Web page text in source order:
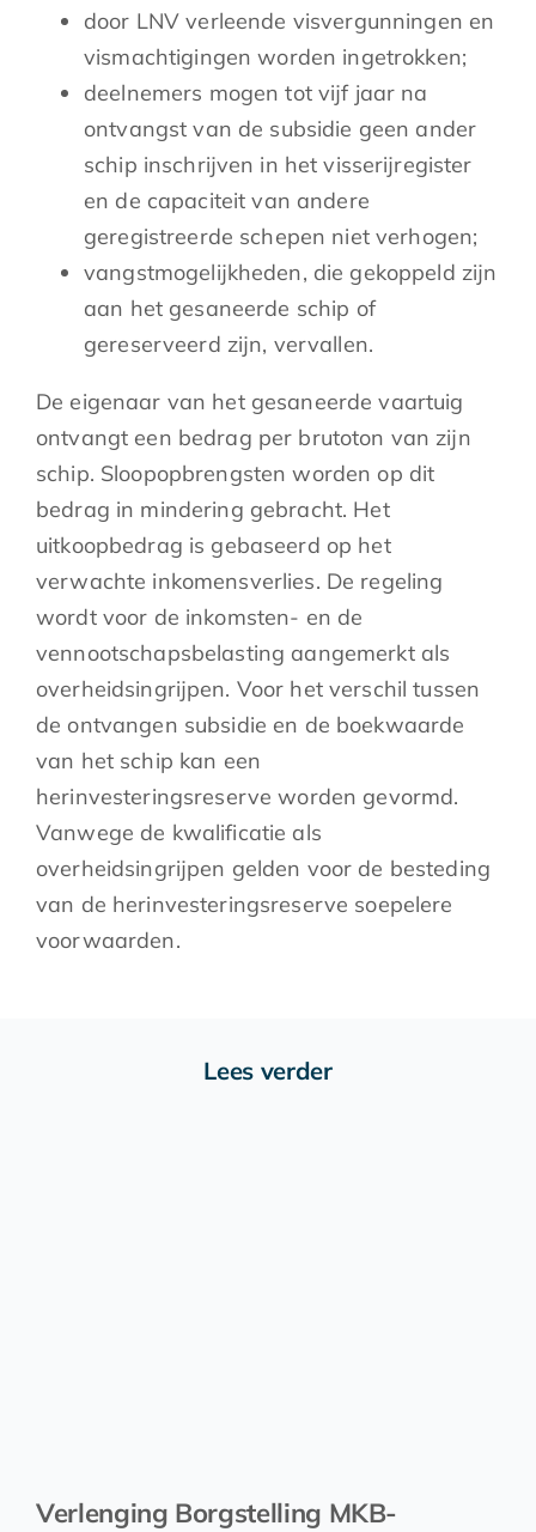
door LNV verleende visvergunningen en
vismachtigingen worden ingetrokken;
deelnemers mogen tot vijf jaar na
ontvangst van de subsidie geen ander
schip inschrijven in het visserijregister
en de capaciteit van andere
geregistreerde schepen niet verhogen;
vangstmogelijkheden, die gekoppeld zijn
aan het gesaneerde schip of
gereserveerd zijn, vervallen.
De eigenaar van het gesaneerde vaartuig
ontvangt een bedrag per brutoton van zijn
schip. Sloopopbrengsten worden op dit
bedrag in mindering gebracht. Het
uitkoopbedrag is gebaseerd op het
verwachte inkomensverlies. De regeling
wordt voor de inkomsten- en de
vennootschapsbelasting aangemerkt als
overheidsingrijpen. Voor het verschil tussen
de ontvangen subsidie en de boekwaarde
van het schip kan een
herinvesteringsreserve worden gevormd.
Vanwege de kwalificatie als
overheidsingrijpen gelden voor de besteding
van de herinvesteringsreserve soepelere
voorwaarden.
Lees verder
Verlenging Borgstelling MKB-